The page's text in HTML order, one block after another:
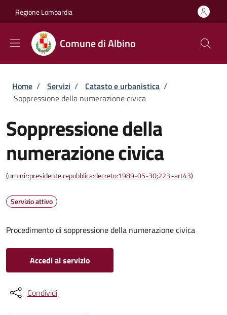
Regione Lombardia
Comune di Albino
Briciole di pane
Home / Servizi / Catasto e urbanistica /
Soppressione della numerazione civica
Soppressione della
numerazione civica
(urn:nir:presidente.repubblica:decreto:1989-05-30;223~art43)
Servizio attivo
Procedimento di soppressione della numerazione civica
Accedi al servizio
Condividi